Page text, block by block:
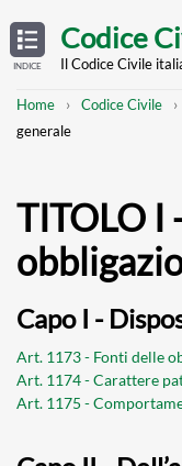
TABLE
OF
CONTENTS
INDICE
main
Codice
Il Codice Civile
Breadcrumb
Home Codice Civile
generale
TITOLO I
Capo I -
Art. 1173 - Fonti delle
Art. 1174 - Carattere
Art. 1175 -